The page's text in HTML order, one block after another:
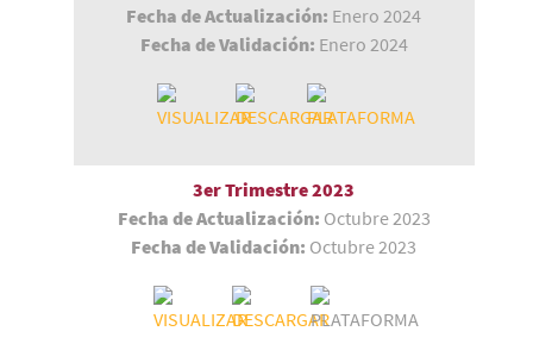
Fecha de Actualización: Enero 2024
Fecha de Validación: Enero 2024
3er Trimestre 2023
Fecha de Actualización: Octubre 2023
Fecha de Validación: Octubre 2023